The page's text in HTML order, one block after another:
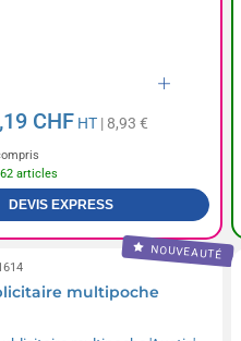
CHF HT | 8,93 €
articles
DEVIS EXPRESS
NOUVEAUTÉ
multipoche